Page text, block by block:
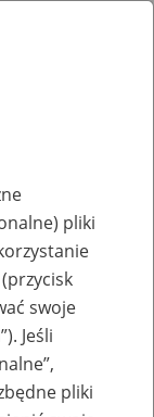
pliki
swoje
Jeśli
pliki